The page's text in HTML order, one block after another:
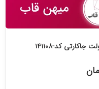
کد-۱۴۱۱۰۸